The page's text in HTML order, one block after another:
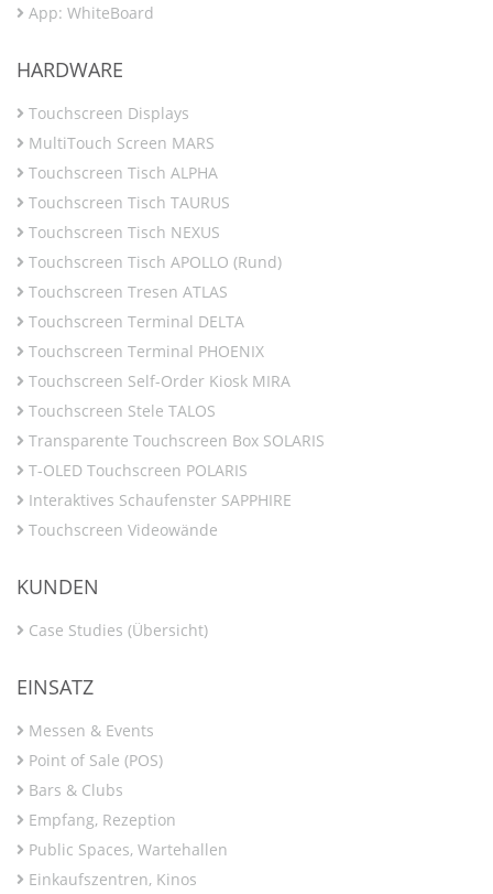
App: WhiteBoard
HARDWARE
Touchscreen Displays
MultiTouch Screen MARS
Touchscreen Tisch ALPHA
Touchscreen Tisch TAURUS
Touchscreen Tisch NEXUS
Touchscreen Tisch APOLLO (Rund)
Touchscreen Tresen ATLAS
Touchscreen Terminal DELTA
Touchscreen Terminal PHOENIX
Touchscreen Self-Order Kiosk MIRA
Touchscreen Stele TALOS
Transparente Touchscreen Box SOLARIS
T-OLED Touchscreen POLARIS
Interaktives Schaufenster SAPPHIRE
Touchscreen Videowände
KUNDEN
Case Studies (Übersicht)
EINSATZ
Messen & Events
Point of Sale (POS)
Bars & Clubs
Empfang, Rezeption
Public Spaces, Wartehallen
Einkaufszentren, Kinos